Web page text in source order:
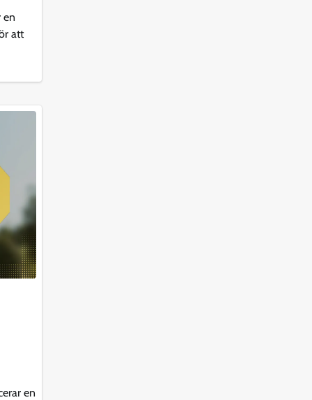
en
att
en